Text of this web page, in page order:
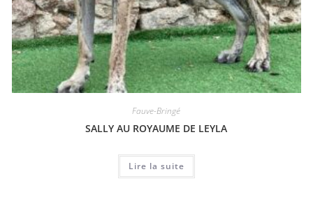
Fauve-Bringé
SALLY AU ROYAUME DE LEYLA
Lire la suite